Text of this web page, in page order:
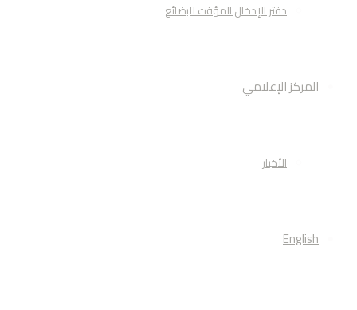
دفتر الإدخال المؤقت للبضائع
المركز الإعلامي
الأخبار
English